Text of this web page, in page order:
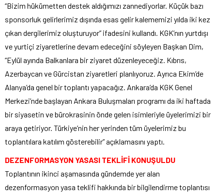
“Bizim hükümetten destek aldığımızı zannediyorlar. Küçük bazı
sponsorluk gelirlerimiz dışında esas gelir kalememizi yılda iki kez
çıkan dergilerimiz oluşturuyor” ifadesini kullandı. KGK’nın yurtdışı
ve yurtiçi ziyaretlerine devam edeceğini söyleyen Başkan Dim,
“Eylül ayında Balkanlara bir ziyaret düzenleyeceğiz. Kıbrıs,
Azerbaycan ve Gürcistan ziyaretleri planlıyoruz. Ayrıca Ekim’de
Alanya’da genel bir toplantı yapacağız. Ankara’da KGK Genel
Merkezi’nde başlayan Ankara Buluşmaları programı da iki haftada
bir siyasetin ve bürokrasinin önde gelen isimleriyle üyelerimizi bir
araya getiriyor. Türkiye’nin her yerinden tüm üyelerimiz bu
toplantılara katılım gösterebilir” açıklamasını yaptı.
DEZENFORMASYON YASASI TEKLİFİ KONUŞULDU
Toplantının ikinci aşamasında gündemde yer alan
dezenformasyon yasa teklifi hakkında bir bilgilendirme toplantısı